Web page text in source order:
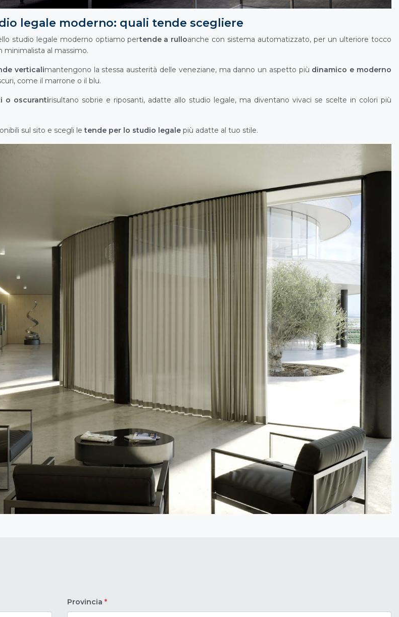
legale moderno: quali tende scegliere
studio legale moderno optiamo pertende a rulloanche con sistema automatizzato, per un ulteriore tocco
al massimo.
verticalimantengono la stessa austerità delle veneziane, ma danno un aspetto più dinamico e moderno
come il marrone o il blu.
o oscurantirisultano sobrie e riposanti, adatte allo studio legale, ma diventano vivaci se scelte in colori più
sul sito e scegli letende per lo studio legale più adatte al tuo stile.
Provincia *